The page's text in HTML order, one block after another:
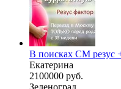
В поисках СМ резус
Екатерина
2100000 руб.
Зеленоград